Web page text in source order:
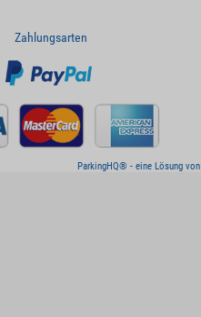
Zahlungsarten
ParkingHQ® - eine Lösung von